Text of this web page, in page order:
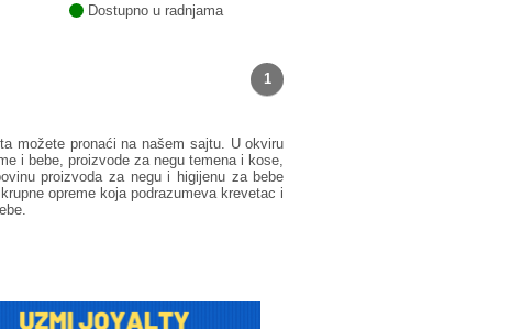
Dostupno u radnjama
1
možete pronaći na našem sajtu. U okviru
i bebe, proizvode za negu temena i kose,
proizvoda za negu i higijenu za bebe
opreme koja podrazumeva krevetac i